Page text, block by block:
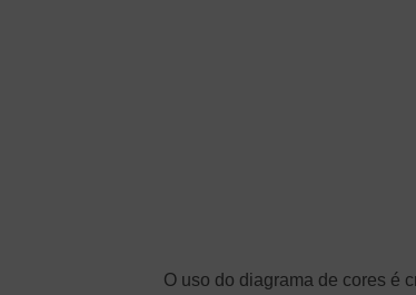
O uso do diagrama de cores é